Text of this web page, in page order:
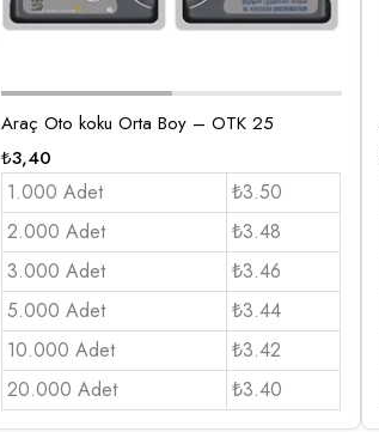
Araç Oto koku Orta Boy – OTK 25
₺3,40
1.000 Adet
₺3.50
2.000 Adet
₺3.48
3.000 Adet
₺3.46
5.000 Adet
₺3.44
10.000 Adet
₺3.42
20.000 Adet
₺3.40